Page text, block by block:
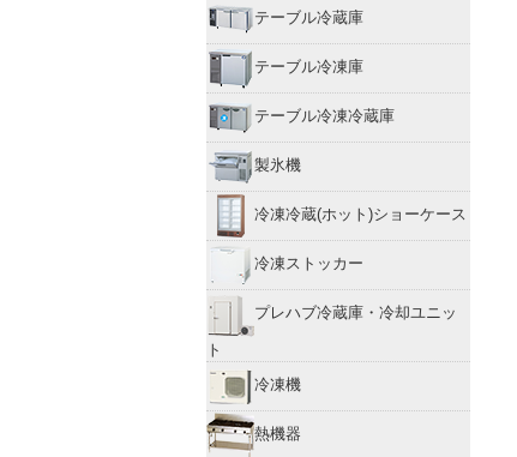
テーブル冷蔵庫
テーブル冷凍庫
テーブル冷凍冷蔵庫
製氷機
冷凍冷蔵(ホット)ショーケース
冷凍ストッカー
プレハブ冷蔵庫・冷却ユニッ
ト
冷凍機
熱機器